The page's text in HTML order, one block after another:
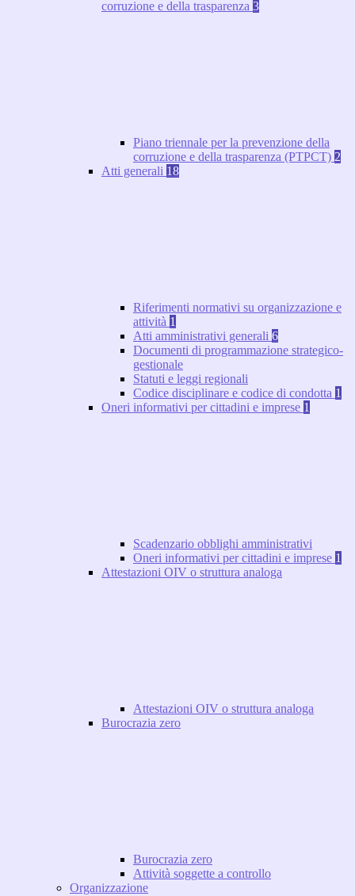
corruzione e della trasparenza 3
Piano triennale per la prevenzione della
corruzione e della trasparenza (PTPCT) 2
Atti generali 18
Riferimenti normativi su organizzazione e
attività 1
Atti amministrativi generali 6
Documenti di programmazione strategico-
gestionale
Statuti e leggi regionali
Codice disciplinare e codice di condotta 1
Oneri informativi per cittadini e imprese 1
Scadenzario obblighi amministrativi
Oneri informativi per cittadini e imprese 1
Attestazioni OIV o struttura analoga
Attestazioni OIV o struttura analoga
Burocrazia zero
Burocrazia zero
Attività soggette a controllo
Organizzazione